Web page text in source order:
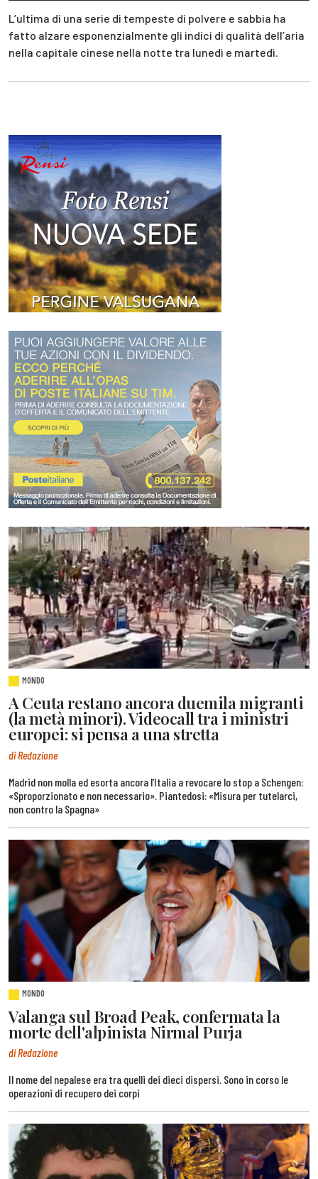
L’ultima di una serie di tempeste di polvere e sabbia ha
fatto alzare esponenzialmente gli indici di qualità dell’aria
nella capitale cinese nella notte tra lunedì e martedì.
MONDO
A Ceuta restano ancora duemila migranti
(la metà minori). Videocall tra i ministri
europei: si pensa a una stretta
di Redazione
Madrid non molla ed esorta ancora l’Italia a revocare lo stop a Schengen:
«Sproporzionato e non necessario». Piantedosi: «Misura per tutelarci,
non contro la Spagna»
MONDO
Valanga sul Broad Peak, confermata la
morte dell'alpinista Nirmal Purja
di Redazione
Il nome del nepalese era tra quelli dei dieci dispersi. Sono in corso le
operazioni di recupero dei corpi